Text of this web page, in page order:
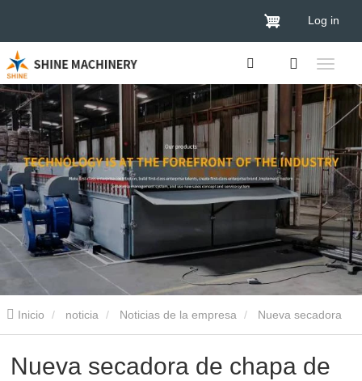
Log in
Inicio noticia Noticias de la empresa
de chapa de madera de 2 pisos a Tailandia
Nueva secadora de chapa de